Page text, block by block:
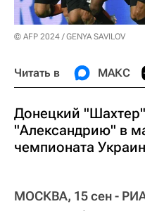
© AFP 2024 / GENYA SAVILOV
Читать в МАКС
Донецкий
"Александрию" в
чемпионата
МОСКВА, 15 сен -